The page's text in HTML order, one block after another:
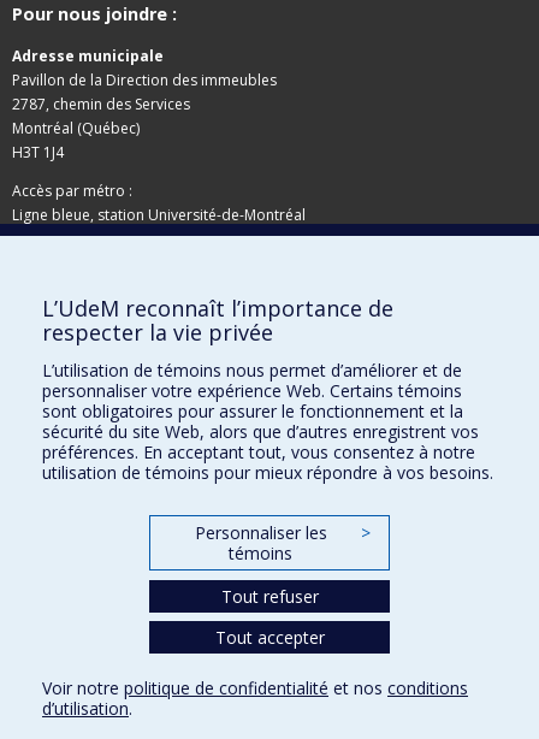
Pour nous joindre :
Adresse municipale
Pavillon de la Direction des immeubles
2787, chemin des Services
Montréal (Québec)
H3T 1J4
Accès par métro :
Ligne bleue, station Université-de-Montréal
Pavillon de la Direction des immeubles
C.P. 6128, succursale Centre-ville
Montréal (Québec)
H3C 3J7
Besoin d'aide ?
Joindre l'équipe
Conditions d’utilisation
L’UdeM reconnaît l’importance de
respecter la vie privée
L’utilisation de témoins nous permet d’améliorer et de
personnaliser votre expérience Web. Certains témoins
sont obligatoires pour assurer le fonctionnement et la
sécurité du site Web, alors que d’autres enregistrent vos
préférences. En acceptant tout, vous consentez à notre
utilisation de témoins pour mieux répondre à vos besoins.
Personnaliser les
témoins
>
Tout refuser
Tout accepter
Voir notre politique de confidentialité et nos conditions
d’utilisation.